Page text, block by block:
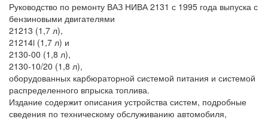
Руководство по ремонту ВАЗ НИВА 2131 с 1995 года выпуска с
бензиновыми двигателями
21213 (1,7 л),
21214i (1,7 л) и
2130-00 (1,8 л),
2130-10/20 (1,8 л),
оборудованных карбюраторной системой питания и системой
распределенного впрыска топлива.
Издание содержит описания устройства систем, подробные
сведения по техническому обслуживанию автомобиля,